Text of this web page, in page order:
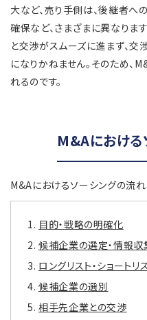
大など、売り手側は、後継者へ
確保など、さまざまに異なりま
と交渉がスムーズに進まず、
になりかねません。そのため、
れるのです。
M&Aにおけ
M&Aにおけるソーシングの流れ
目的・戦略の明確化
候補企業の選定・情報収
ロングリスト・ショートリ
候補企業の選別
相手先企業との交渉